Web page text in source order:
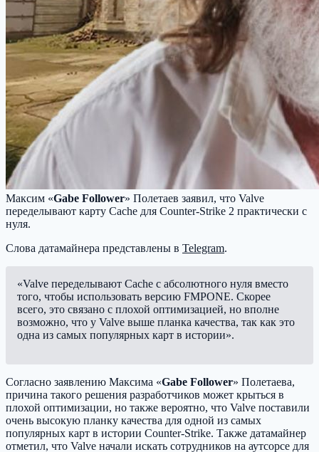
Максим «Gabe Follower» Полетаев заявил, что Valve
переделывают карту Cache для Counter-Strike 2 практически с
нуля.
Слова датамайнера представлены в Telegram.
«Valve переделывают Cache с абсолютного нуля вместо
того, чтобы использовать версию FMPONE. Скорее
всего, это связано с плохой оптимизацией, но вполне
возможно, что у Valve выше планка качества, так как это
одна из самых популярных карт в истории».
Согласно заявлению Максима «Gabe Follower» Полетаева,
причина такого решения разработчиков может крыться в
плохой оптимизации, но также вероятно, что Valve поставили
очень высокую планку качества для одной из самых
популярных карт в истории Counter-Strike. Также датамайнер
отметил, что Valve начали искать сотрудников на аутсорсе для